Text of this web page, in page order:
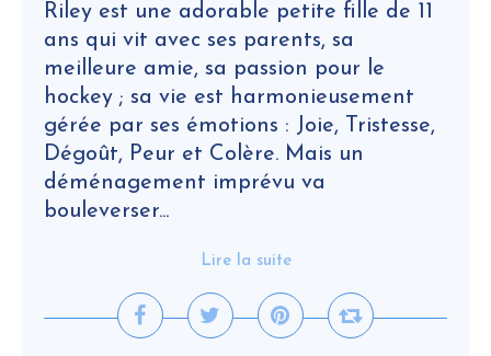
Riley est une adorable petite fille de 11
ans qui vit avec ses parents, sa
meilleure amie, sa passion pour le
hockey ; sa vie est harmonieusement
gérée par ses émotions : Joie, Tristesse,
Dégoût, Peur et Colère. Mais un
déménagement imprévu va
bouleverser...
Lire la suite